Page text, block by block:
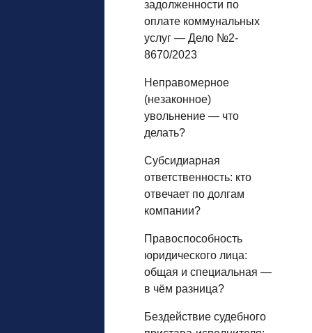
задолженности по
оплате коммунальных
услуг — Дело №2-
8670/2023
Неправомерное
(незаконное)
увольнение — что
делать?
Субсидиарная
ответственность: кто
отвечает по долгам
компании?
Правоспособность
юридического лица:
общая и специальная —
в чём разница?
Бездействие судебного